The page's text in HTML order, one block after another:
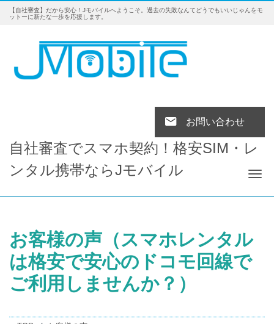
【自社審査】だから安心！Jモバイルへようこそ。過去の失敗なんてどうでもいいじゃんをモ
ットーに新たな一歩を応援します。
お問い合わせ
自社審査でスマホ契約！格安SIM・レ
ンタル携帯ならJモバイル
お客様の声（スマホレンタル
は格安で安心のドコモ回線で
ご利用しませんか？）